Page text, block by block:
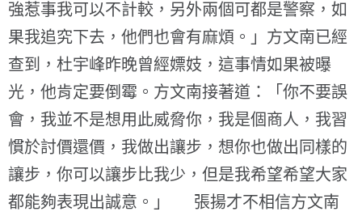
強惹事我可以不計較，另外兩個可都是警察，如
果我追究下去，他們也會有麻煩。」方文南已經
查到，杜宇峰昨晚曾經嫖妓，這事情如果被曝
光，他肯定要倒霉。方文南接著道：「你不要誤
會，我並不是想用此威脅你，我是個商人，我習
慣於討價還價，我做出讓步，想你也做出同樣的
讓步，你可以讓步比我少，但是我希望希望大家
都能夠表現出誠意。」 張揚才不相信方文南